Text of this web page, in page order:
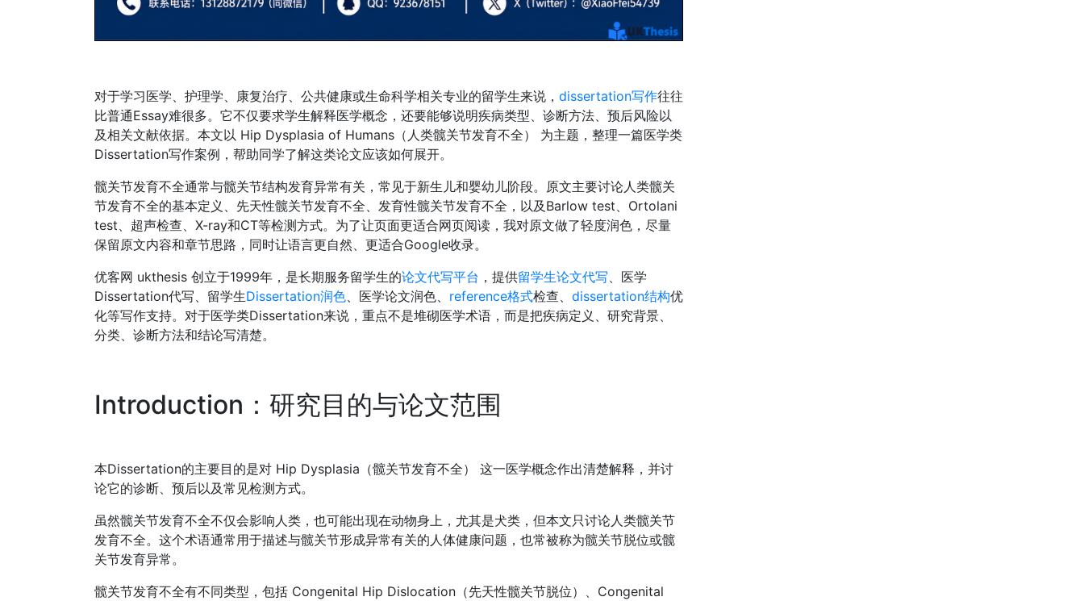
对于学习医学、护理学、康复治疗、公共健康或生命科学相关专业的留学生来说， dissertation写作往往
比普通Essay难很多。它不仅要求学生解释医学概念，还要能够说明疾病类型、诊断方法、预后风险以
及相关文献依据。本文以 Hip Dysplasia of Humans（人类髋关节发育不全） 为主题，整理一篇医学类
Dissertation写作案例，帮助同学了解这类论文应该如何展开。
髋关节发育不全通常与髋关节结构发育异常有关，常见于新生儿和婴幼儿阶段。原文主要讨论人类髋关
节发育不全的基本定义、先天性髋关节发育不全、发育性髋关节发育不全，以及Barlow test、Ortolani
test、超声检查、X-ray和CT等检测方式。为了让页面更适合网页阅读，我对原文做了轻度润色，尽量
保留原文内容和章节思路，同时让语言更自然、更适合Google收录。
优客网 ukthesis 创立于1999年，是长期服务留学生的论文代写平台 ，提供留学生论文代写 、医学
Dissertation代写、留学生Dissertation润色 、医学论文润色、 reference格式检查、 dissertation结构优
化等写作支持。对于医学类Dissertation来说，重点不是堆砌医学术语，而是把疾病定义、研究背景、
分类、诊断方法和结论写清楚。
Introduction：研究目的与论文范围
本Dissertation的主要目的是对 Hip Dysplasia（髋关节发育不全） 这一医学概念作出清楚解释，并讨
论它的诊断、预后以及常见检测方式。
虽然髋关节发育不全不仅会影响人类，也可能出现在动物身上，尤其是犬类，但本文只讨论人类髋关节
发育不全。这个术语通常用于描述与髋关节形成异常有关的人体健康问题，也常被称为髋关节脱位或髋
关节发育异常。
髋关节发育不全有不同类型，包括 Congenital Hip Dislocation（先天性髋关节脱位）、Congenital